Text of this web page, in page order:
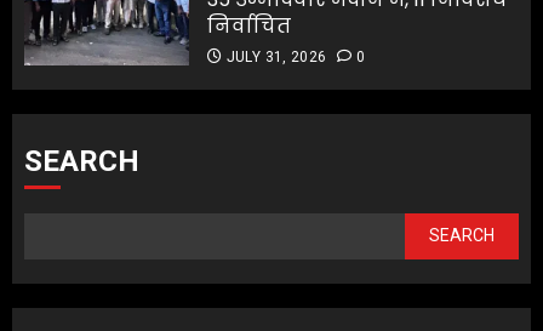
निर्वाचित
JULY 31, 2026 0
SEARCH
SEARCH